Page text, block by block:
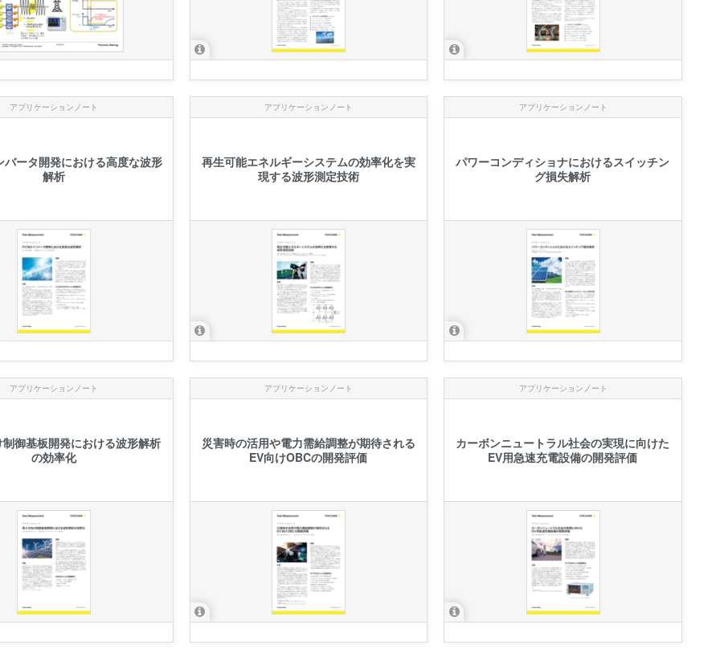
アプリケーションノート
バータ開発における高度な波形
解析
アプリケーションノート
再生可能エネルギーシステムの効率化を実
現する波形測定技術
アプリケーションノート
パワーコンディショナにおけるスイッチン
グ損失解析
アプリケーションノート
御基板開発における波形解析
の効率化
アプリケーションノート
災害時の活用や電力需給調整が期待される
EV向けOBCの開発評価
アプリケーションノート
カーボンニュートラル社会の実現に向けた
EV用急速充電設備の開発評価